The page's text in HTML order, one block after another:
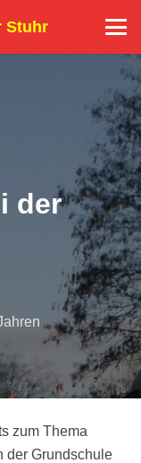
Stuhr
der
zum Thema
der Grundschule